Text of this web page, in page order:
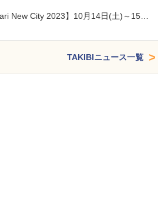
New City 2023】10月14日(土)～15…
TAKIBIニュース一覧